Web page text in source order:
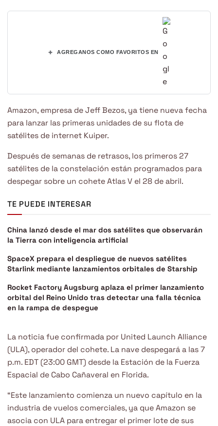
+ AGREGANOS COMO FAVORITOS EN
Amazon, empresa de Jeff Bezos, ya tiene nueva fecha
para lanzar las primeras unidades de su flota de
satélites de internet Kuiper.
Después de semanas de retrasos, los primeros 27
satélites de la constelación están programados para
despegar sobre un cohete Atlas V el 28 de abril.
TE PUEDE INTERESAR
China lanzó desde el mar dos satélites que observarán
la Tierra con inteligencia artificial
SpaceX prepara el despliegue de nuevos satélites
Starlink mediante lanzamientos orbitales de Starship
Rocket Factory Augsburg aplaza el primer lanzamiento
orbital del Reino Unido tras detectar una falla técnica
en la rampa de despegue
La noticia fue confirmada por United Launch Alliance
(ULA), operador del cohete. La nave despegará a las 7
p.m. EDT (23:00 GMT) desde la Estación de la Fuerza
Espacial de Cabo Cañaveral en Florida.
“Este lanzamiento comienza un nuevo capítulo en la
industria de vuelos comerciales, ya que Amazon se
asocia con ULA para entregar el primer lote de sus